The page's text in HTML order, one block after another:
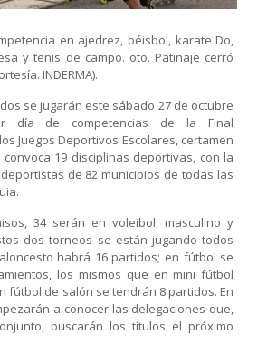
en ajedrez, béisbol, karate Do,
y tenis de campo. oto. Patinaje cerró
INDERMA).
se jugarán este sábado 27 de octubre
día de competencias de la Final
Juegos Deportivos Escolares, certamen
19 disciplinas deportivas, con la
de 82 municipios de todas las
34 serán en voleibol, masculino y
dos torneos se están jugando todos
habrá 16 partidos; en fútbol se
los mismos que en mini fútbol
fútbol de salón se tendrán 8 partidos. En
a conocer las delegaciones que,
buscarán los títulos el próximo